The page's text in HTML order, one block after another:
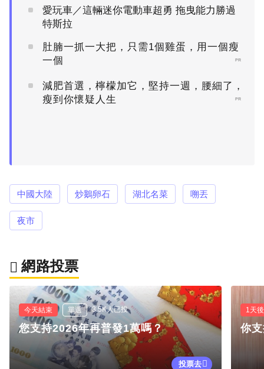
愛玩車／這輛迷你電動車超勇 拖曳能力勝過
特斯拉
肚腩一抓一大把，只需1個雞蛋，用一個瘦
一個
PR
減肥首選，檸檬加它，堅持一週，腰細了，
瘦到你懷疑人生
PR
中國大陸 炒鵝卵石 湖北名菜 嗍丟
夜市
網路投票
今天結束 單選 3.5K人已投
您支持2026年再普發1萬嗎？
投票去
1天
你